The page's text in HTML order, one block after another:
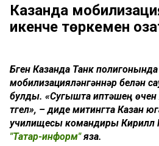
Казанда
икенче төркемен
Бүген Казанда Танк полигонында
мобилизацияләнгәннәр белән
булды. «Сугышта иптәшең өчен
түгел», – диде митингта Казан
училищесы командиры Кирилл
"Татар-информ"яза.